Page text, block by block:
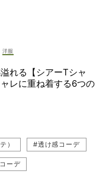
ス）
#神山まりあ
スタイリング）
洋服
れる【シアーTシャ
レに重ね着する6つの
） #透け感コーデ
ーデ